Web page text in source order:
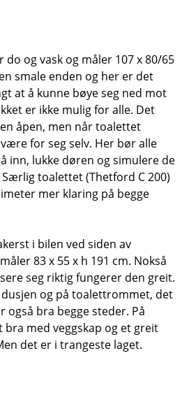
og vask og måler 107 x 80/65
smale enden og her er det
at å kunne bøye seg ned mot
er ikke mulig for alle. Det
åpen, men når toalettet
for seg selv. Her bør alle
inn, lukke døren og simulere de
toalettet (Thetford C 200)
mer klaring på begge
i bilen ved siden av
83 x 55 x h 191 cm. Nokså
seg riktig fungerer den greit.
og på toalettrommet, det
også bra begge steder. På
med veggskap og et greit
det er i trangeste laget.